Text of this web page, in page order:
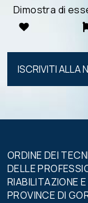
Dimostra di
Si prega di
lasciare
ORDINE DEI
DELLE
RIABILITAZIONE
PROVINCE DI